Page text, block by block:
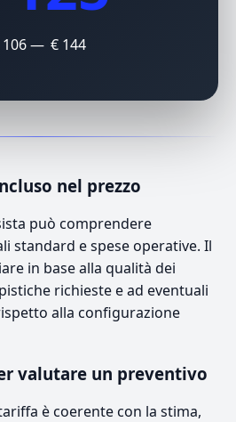
106 — € 144
nel prezzo
può comprendere
standard e spese operative. Il
in base alla qualità dei
richieste e ad eventuali
alla configurazione
valutare un preventivo
è coerente con la stima,